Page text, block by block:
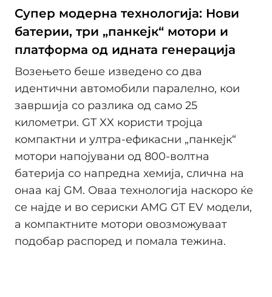
Супер модерна технологија: Нови
батерии, три „панкејк“ мотори и
платформа од идната генерација
Возењето беше изведено со два
идентични автомобили паралелно, кои
завршија со разлика од само 25
километри. GT XX користи тројца
компактни и ултра-ефикасни „панкејк“
мотори напојувани од 800-волтна
батерија со напредна хемија, слична на
онаа кај GM. Оваа технологија наскоро ќе
се најде и во сериски AMG GT EV модели,
а компактните мотори овозможуваат
подобар распоред и помала тежина.